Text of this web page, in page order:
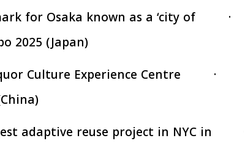
for Osaka known as a ‘city of
2025 (Japan)
Culture Experience Centre
adaptive reuse project in NYC in